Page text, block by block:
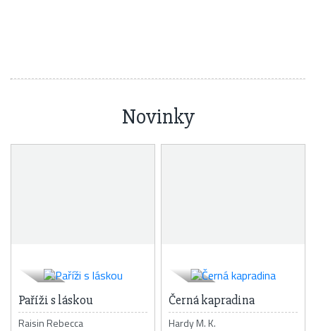
Novinky
Paříži s láskou
Raisin Rebecca
Černá kapradina
Hardy M. K.